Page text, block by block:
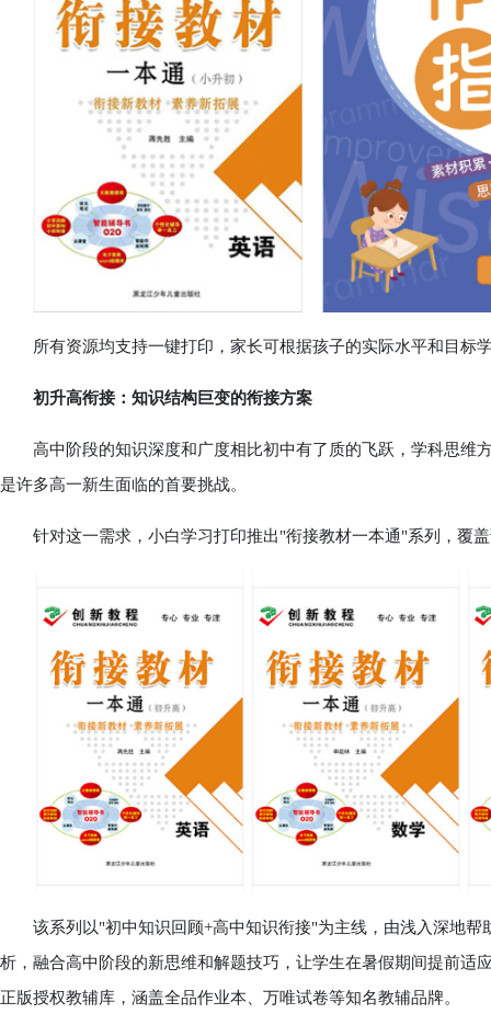
所有资源均支持一键打印，家长可根据孩子的实际水平和目标
初升高衔接：知识结构巨变的衔接方案
高中阶段的知识深度和广度相比初中有了质的飞跃，学科思维
是许多高一新生面临的首要挑战。
针对这一需求，小白学习打印推出"衔接教材一本通"系列，覆盖
该系列以"初中知识回顾+高中知识衔接"为主线，由浅入深地帮
析，融合高中阶段的新思维和解题技巧，让学生在暑假期间提前适
正版授权教辅库，涵盖全品作业本、万唯试卷等知名教辅品牌。